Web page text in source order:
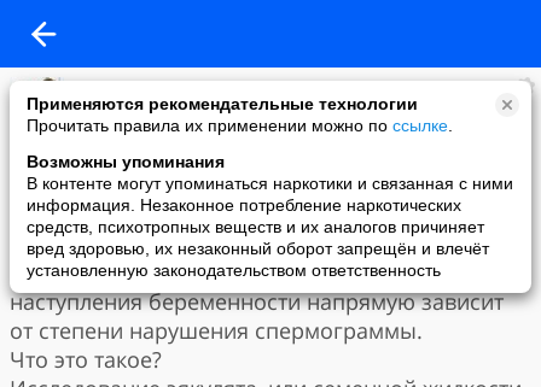
Применяются рекомендательные технологии
Прочитать правила их применении можно по ссылке
Возможны упоминания
В контенте могут упоминаться наркотики и связанная с ними
информация. Незаконное потребление наркотических
средств, психотропных веществ и их аналогов причиняет
вред здоровью, их незаконный оборот запрещён и влечёт
установленную законодательством ответственность
Клиника Южная
поделился ссылкой
27 августа 2019 в 14:41
Сегодня каждая пятая супружеская пара имеет
трудности с зачатием. Мужское бесплодие
является причиной отсутствия детей в 40%
бесплодного брака. ⠀ ⠀
При мужском факторе бесплодия вероятность
наступления беременности напрямую зависит
от степени нарушения спермограммы. ⠀ ⠀
Что это такое? ⠀ ⠀